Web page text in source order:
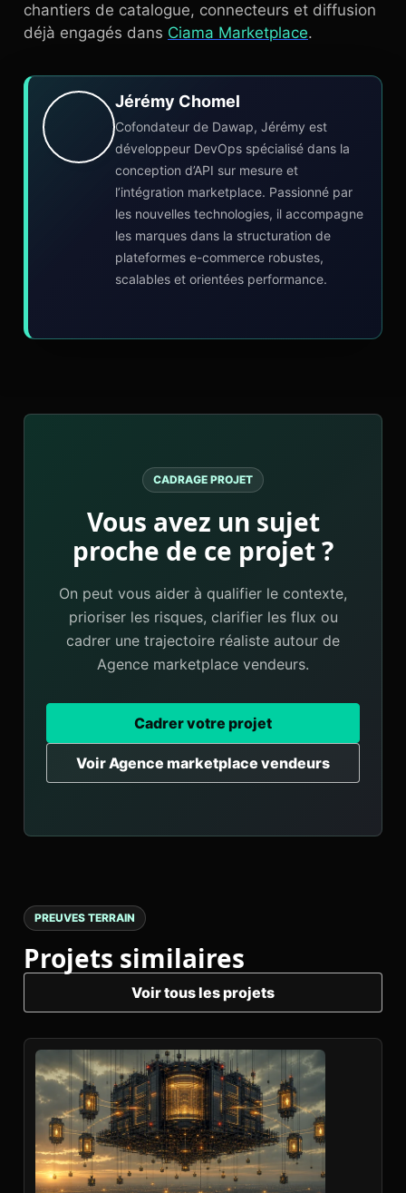
chantiers de catalogue, connecteurs et diffusion
déjà engagés dans Ciama Marketplace.
Jérémy Chomel
Cofondateur de Dawap, Jérémy est
développeur DevOps spécialisé dans la
conception d’API sur mesure et
l’intégration marketplace. Passionné par
les nouvelles technologies, il accompagne
les marques dans la structuration de
plateformes e-commerce robustes,
scalables et orientées performance.
CADRAGE PROJET
Vous avez un sujet
proche de ce projet ?
On peut vous aider à qualifier le contexte,
prioriser les risques, clarifier les flux ou
cadrer une trajectoire réaliste autour de
Agence marketplace vendeurs.
Cadrer votre projet
Voir Agence marketplace vendeurs
PREUVES TERRAIN
Projets similaires
Voir tous les projets